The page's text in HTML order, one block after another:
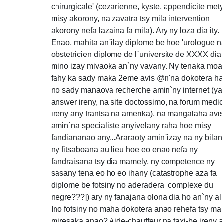
chirurgicale' (cezarienne, kyste, appendicite
misy akorony, na zavatra tsy mila intervention
akorony nefa lazaina fa mila). Ary ny loza dia ity.
Enao, mahita an`ilay diplome be hoe 'urologue
obstetricien diplome de l`universite de XXXX dia
mino izay mivaoka an`ny vavany. Ny tenaka
fahy ka sady maka 2eme avis @n'na dokotera
no sady manaova recherche amin`ny internet
answer ireny, na site doctossimo, na forum
ireny any frantsa na amerika), na mangalaha
amin`na specialiste anyivelany raha hoe misy
fandiananao any...Araraoty amin`izay na ny
ny fitsaboana au lieu hoe eo enao nefa ny
fandraisana tsy dia mamely, ny competence ny
sasany tena eo ho eo ihany (catastrophe aza fa
diplome be fotsiny no aderadera [complexe du
negre???]) ary ny fanajana olona dia ho an`ny
Ino fotsiny no maha dokotera anao rehefa tsy